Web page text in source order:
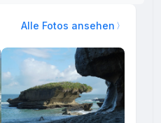
Alle Fotos ansehen